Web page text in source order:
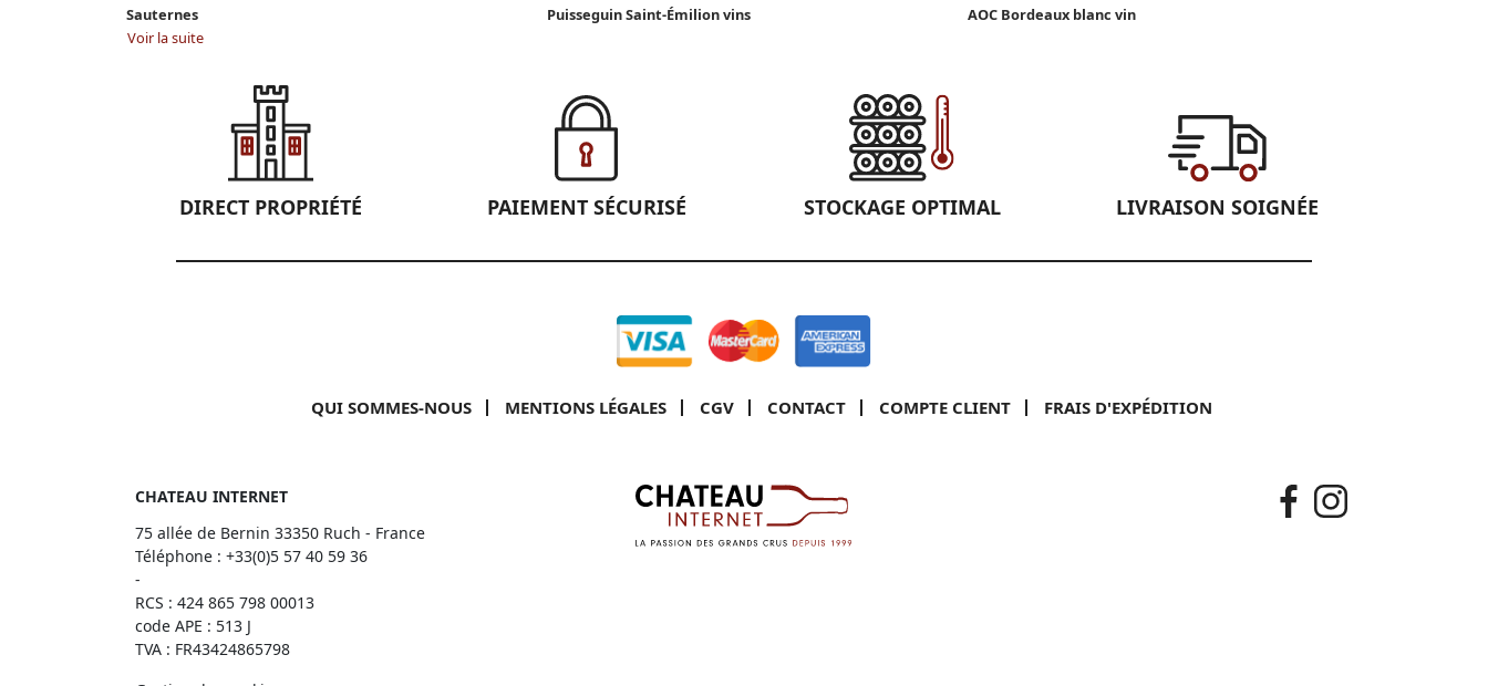
Sauternes
Puisseguin Saint-Émilion vins
AOC Bordeaux blanc vin
Voir la suite
DIRECT PROPRIÉTÉ PAIEMENT SÉCURISÉ STOCKAGE OPTIMAL LIVRAISON SOIGNÉE
QUI SOMMES-NOUS MENTIONS LÉGALES CGV CONTACT COMPTE CLIENT FRAIS D'EXPÉDITION
CHATEAU INTERNET
75 allée de Bernin 33350 Ruch - France
Téléphone : +33(0)5 57 40 59 36
-
RCS : 424 865 798 00013
code APE : 513 J
TVA : FR43424865798